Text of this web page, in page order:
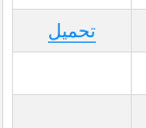
تحميل